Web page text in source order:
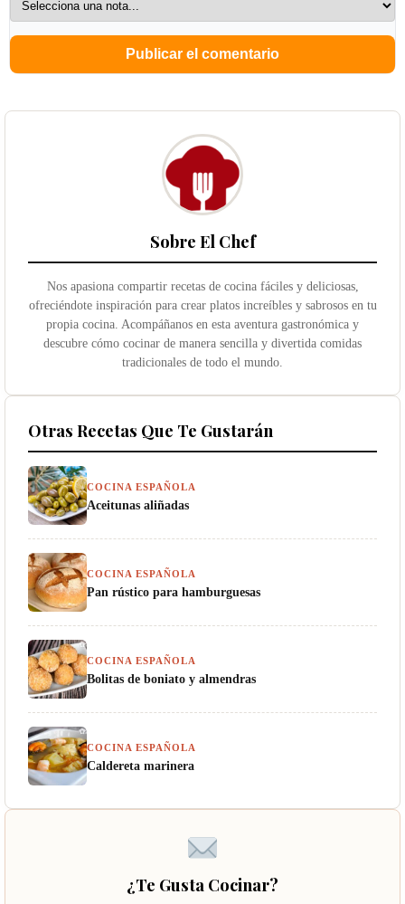
Sobre El Chef
Nos apasiona compartir recetas de cocina fáciles y deliciosas,
ofreciéndote inspiración para crear platos increíbles y sabrosos en tu
propia cocina. Acompáñanos en esta aventura gastronómica y
descubre cómo cocinar de manera sencilla y divertida comidas
tradicionales de todo el mundo.
Otras Recetas Que Te Gustarán
COCINA ESPAÑOLA
Aceitunas aliñadas
COCINA ESPAÑOLA
Pan rústico para hamburguesas
COCINA ESPAÑOLA
Bolitas de boniato y almendras
COCINA ESPAÑOLA
Caldereta marinera
¿Te Gusta Cocinar?